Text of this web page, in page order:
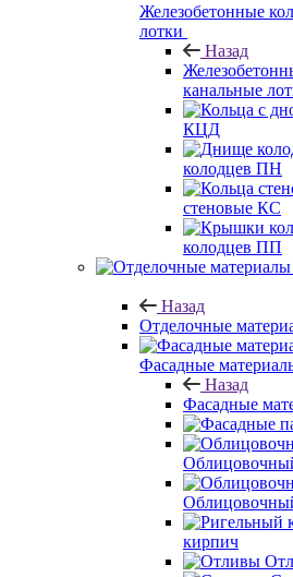
Железобетонные
лотки
Назад
канальные
КЦД
колодцев ПН
стеновые КС
колодцев ПП
Назад
Отделочные
Фасадные
Назад
Фасадные
кирпич